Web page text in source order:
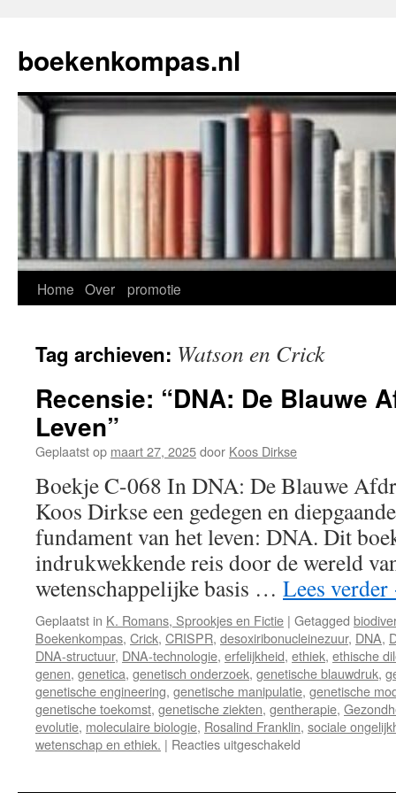
de
inhoud
boekenkompas.nl
Home Over promotie
Tag archieven: Watson en Crick
Recensie: “DNA: De Blauwe
Leven”
Geplaatst op maart 27, 2025door Koos Dirkse
Boekje C-068 In DNA: De Blauwe
Koos Dirkse een gedegen en
fundament van het leven: DNA. Dit
indrukwekkende reis door de wereld
wetenschappelijke basis … Lees verder
Geplaatst in K. Romans, Sprookjes en Fictie | Getagged
Boekenkompas, Crick, CRISPR, desoxiribonucleinezuur, DNA,
DNA-structuur, DNA-technologie, erfelijkheid, ethiek, ethische
genen, genetica, genetisch onderzoek, genetische blauwdruk,
genetische engineering, genetische manipulatie, genetische
genetische toekomst, genetische ziekten, gentherapie,
evolutie, moleculaire biologie, Rosalind Franklin, sociale
wetenschap en ethiek. | Reacties uitgeschakeld